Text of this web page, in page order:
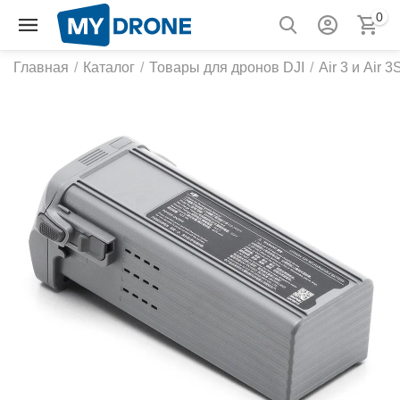
0
Главная / Каталог / Товары для дронов DJI / Air 3 и Air